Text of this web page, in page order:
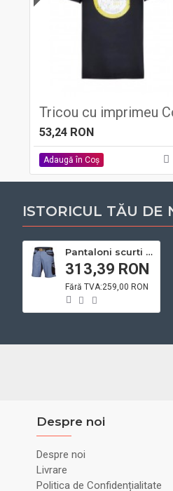
53,24 RON
Adaugă în Coş
ISTORICUL TĂU DE
Pantaloni scurti de lucru R8ED, tercot 65/35, 245gr/mp- ARDON
313,39 RON
Fără TVA:259,00 RON
Despre noi
Despre noi
Livrare
Politica de Confidențialitate